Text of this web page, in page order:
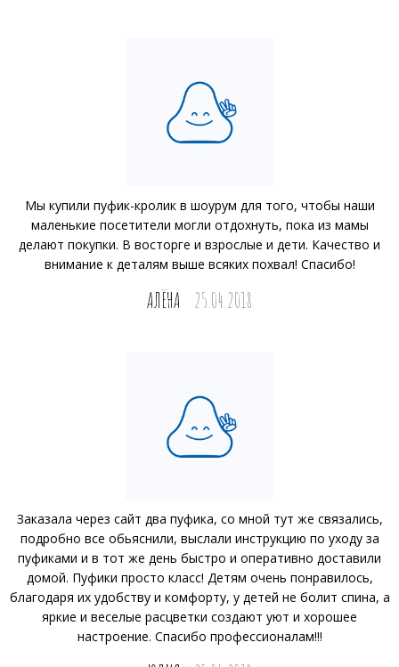
Мы купили пуфик-кролик в шоурум для того, чтобы наши
маленькие посетители могли отдохнуть, пока из мамы
делают покупки. В восторге и взрослые и дети. Качество и
внимание к деталям выше всяких похвал! Спасибо!
АЛЁНА 25.04.2018
Заказала через сайт два пуфика, со мной тут же связались,
подробно все обьяснили, выслали инструкцию по уходу за
пуфиками и в тот же день быстро и оперативно доставили
домой. Пуфики просто класс! Детям очень понравилось,
благодаря их удобству и комфорту, у детей не болит спина, а
яркие и веселые расцветки создают уют и хорошее
настроение. Спасибо профессионалам!!!